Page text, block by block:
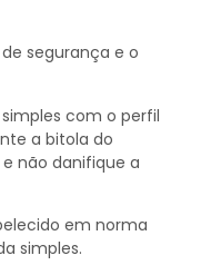
segurança e o
com o perfil
a bitola do
não danifique a
em norma
simples.